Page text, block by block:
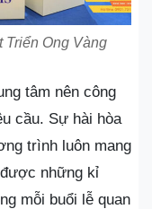
Triển Ong Vàng
tâm nên công
cầu. Sự hài hòa
trình luôn mang
những kỉ
mỗi buổi lễ quan